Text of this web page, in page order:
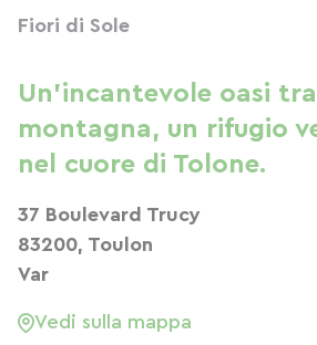
Fiori di Sole
Un'incantevole oasi
montagna, un rifugio
nel cuore di Tolone.
37 Boulevard Trucy
83200, Toulon
Var
Vedi sulla mappa